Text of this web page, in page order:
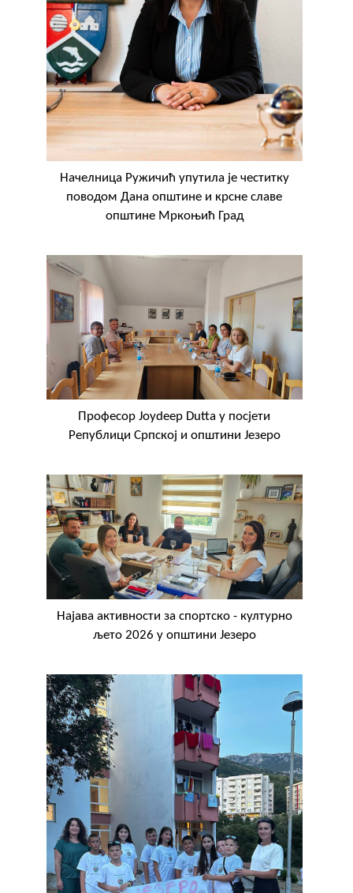
Начелница Ружичић упутила је честитку
поводом Дана општине и крсне славе
општине Мркоњић Град
Професор Joydeep Dutta у посјети
Републици Српској и општини Језеро
Најава активности за спортско - културно
љето 2026 у општини Језеро